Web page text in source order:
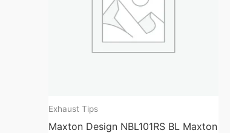
Exhaust Tips
Maxton Design NBL101RS BL Maxton